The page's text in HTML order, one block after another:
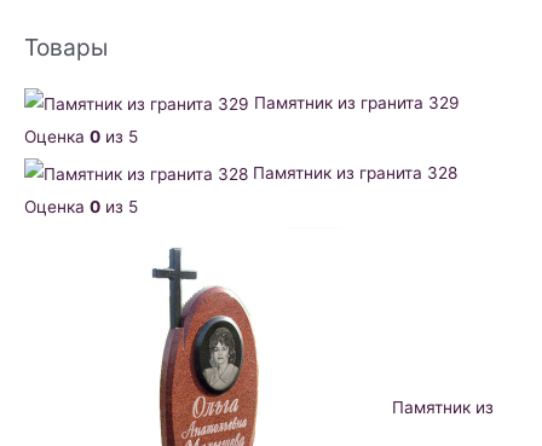
Товары
Памятник из гранита 329
Оценка 0 из 5
Памятник из гранита 328
Оценка 0 из 5
Памятник из